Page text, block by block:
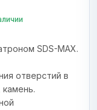
SDS-MAX.
отверстий в